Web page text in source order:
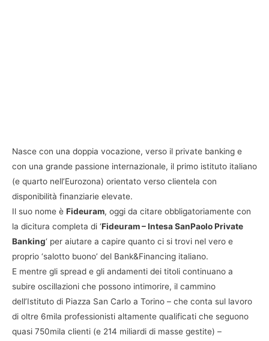
Nasce con una doppia vocazione, verso il private banking e
con una grande passione internazionale, il primo istituto italiano
(e quarto nell’Eurozona) orientato verso clientela con
disponibilità finanziarie elevate.
Il suo nome è Fideuram, oggi da citare obbligatoriamente con
la dicitura completa di ‘Fideuram – Intesa SanPaolo Private
Banking‘ per aiutare a capire quanto ci si trovi nel vero e
proprio ‘salotto buono’ del Bank&Financing italiano.
E mentre gli spread e gli andamenti dei titoli continuano a
subire oscillazioni che possono intimorire, il cammino
dell’Istituto di Piazza San Carlo a Torino – che conta sul lavoro
di oltre 6mila professionisti altamente qualificati che seguono
quasi 750mila clienti (e 214 miliardi di masse gestite) –